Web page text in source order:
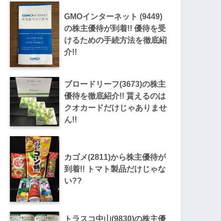
GMOインターネット (9449)
の株主優待が到着!! 優待を受
けるための手続方法を徹底紹
介!!
ブロードリーフ(3673)の株主
優待を徹底紹介!! 貰えるのは
クオカードだけじゃありませ
ん!!
カゴメ(2811)から株主優待が
到着!! トマト製品だけじゃな
い??
トラスコ中山(9830)の株主優